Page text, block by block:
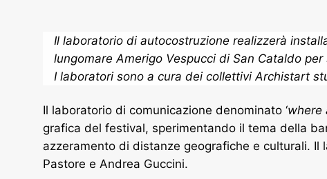
Il laboratorio di autocostruzione realizzerà
lungomare Amerigo Vespucci di San Cataldo
I laboratori sono a cura dei collettivi Archistart
Il laboratorio di comunicazione denominato ‘where
grafica del festival, sperimentando il tema della
azzeramento di distanze geografiche e culturali.
Pastore e Andrea Guccini.